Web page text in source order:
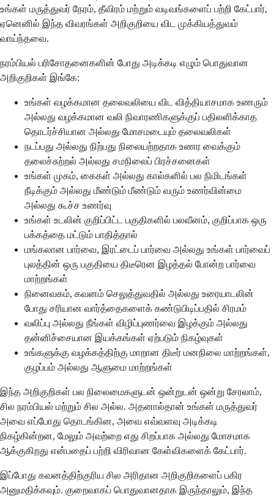
உங்கள் மருத்துவர் நேரம், தீவிரம் மற்றும் வடிவங்களைப் பற்றி கேட்பார்,
ஏனெனில் இந்த விவரங்கள் அறிகுறியை விட முக்கியத்துவம்
வாய்ந்தவை.
நரம்பியல் பரிசோதனைகளின் போது அடிக்கடி எழும் பொதுவான
அறிகுறிகள் இங்கே:
உங்கள் வழக்கமான தலைவலியை விட வித்தியாசமாக உணரும்
அல்லது வழக்கமான வலி நிவாரணிகளுக்குப் பதிலளிக்காத
தொடர்ச்சியான அல்லது மோசமடையும் தலைவலிகள்
நடப்பது அல்லது நிற்பது நிலையற்றதாக உணர வைக்கும்
தலைச்சுற்றல் அல்லது சமநிலைப் பிரச்சனைகள்
உங்கள் முகம், கைகள் அல்லது கால்களில் பல நிமிடங்கள்
நீடிக்கும் அல்லது மீண்டும் மீண்டும் வரும் உணர்வின்மை
அல்லது கூச்ச உணர்வு
உங்கள் உடலின் குறிப்பிட்ட பகுதிகளில் பலவீனம், குறிப்பாக ஒரு
பக்கத்தை மட்டும் பாதித்தால்
மங்கலான பார்வை, இரட்டைப் பார்வை அல்லது உங்கள் பார்வைப்
புலத்தின் ஒரு பகுதியை திடீரென இழத்தல் போன்ற பார்வை
மாற்றங்கள்
நினைவகம், கவனம் செலுத்துவதில் அல்லது உரையாடலின்
போது சரியான வார்த்தைகளைக் கண்டுபிடிப்பதில் சிரமம்
வலிப்பு அல்லது நீங்கள் விழிப்புணர்வை இழக்கும் அல்லது
தன்னிச்சையான இயக்கங்கள் ஏற்படும் நிகழ்வுகள்
உங்களுக்கு வழக்கத்திற்கு மாறான திடீர் மனநிலை மாற்றங்கள்,
குழப்பம் அல்லது ஆளுமை மாற்றங்கள்
இந்த அறிகுறிகள் பல நிலைமைகளுடன் ஒன்றுடன் ஒன்று சேரலாம்,
சில நரம்பியல் மற்றும் சில அல்ல. அதனால்தான் உங்கள் மருத்துவர்
அவை எப்போது தொடங்கின, அவை எவ்வளவு அடிக்கடி
நிகழ்கின்றன, மேலும் அவற்றை எது சிறப்பாக அல்லது மோசமாக
ஆக்குகிறது என்பதைப் பற்றி விரிவான கேள்விகளைக் கேட்பார்.
இப்போது கவனத்திற்குரிய சில அரிதான அறிகுறிகளைப் பகிர
அனுமதிக்கவும். குறைவாகப் பொதுவானதாக இருந்தாலும், இந்த